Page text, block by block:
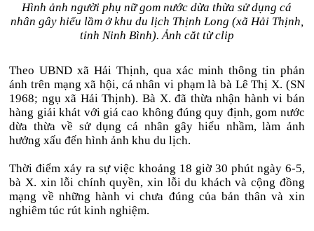
Hình ảnh người phụ nữ gom nước dừa thừa sử dụng cá
nhân gây hiểu lầm ở khu du lịch Thịnh Long (xã Hải Thịnh,
tỉnh Ninh Bình). Ảnh cắt từ clip
Theo UBND xã Hải Thịnh, qua xác minh thông tin phản
ánh trên mạng xã hội, cá nhân vi phạm là bà Lê Thị X. (SN
1968; ngụ xã Hải Thịnh). Bà X. đã thừa nhận hành vi bán
hàng giải khát với giá cao không đúng quy định, gom nước
dừa thừa về sử dụng cá nhân gây hiểu nhầm, làm ảnh
hưởng xấu đến hình ảnh khu du lịch.
Thời điểm xảy ra sự việc khoảng 18 giờ 30 phút ngày 6-5,
bà X. xin lỗi chính quyền, xin lỗi du khách và cộng đồng
mạng về những hành vi chưa đúng của bản thân và xin
nghiêm túc rút kinh nghiệm.